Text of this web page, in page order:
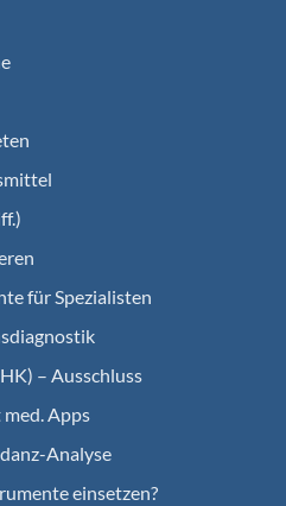
für Spezialisten
– Ausschluss
Apps
Analyse
einsetzen?